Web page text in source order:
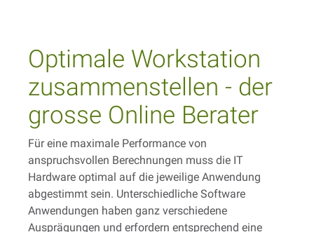
Optimale Workstation
zusammenstellen - der
grosse Online Berater
Für eine maximale Performance von
anspruchsvollen Berechnungen muss die IT
Hardware optimal auf die jeweilige Anwendung
abgestimmt sein. Unterschiedliche Software
Anwendungen haben ganz verschiedene
Ausprägungen und erfordern entsprechend eine